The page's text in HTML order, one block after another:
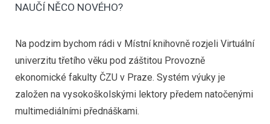
NAUČÍ NĚCO NOVÉHO?
Na podzim bychom rádi v Místní knihovně rozjeli Virtuální
univerzitu třetího věku pod záštitou Provozně
ekonomické fakulty ČZU v Praze. Systém výuky je
založen na vysokoškolskými lektory předem natočenými
multimediálními přednáškami.